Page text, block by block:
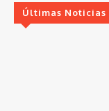
Últimas Noticias